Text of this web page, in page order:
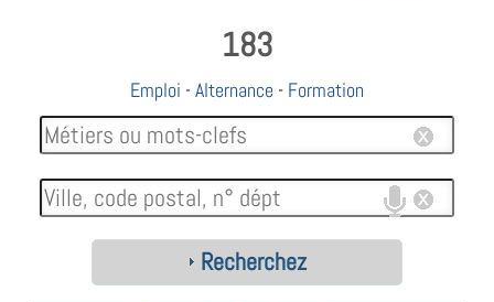
183
Emploi -Alternance - Formation
Recherchez